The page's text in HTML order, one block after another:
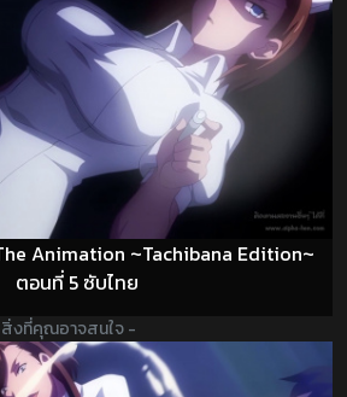
Animation ~Tachibana Edition~
ตอนที่ 5 ซับไทย
งที่คุณอาจสนใจ -